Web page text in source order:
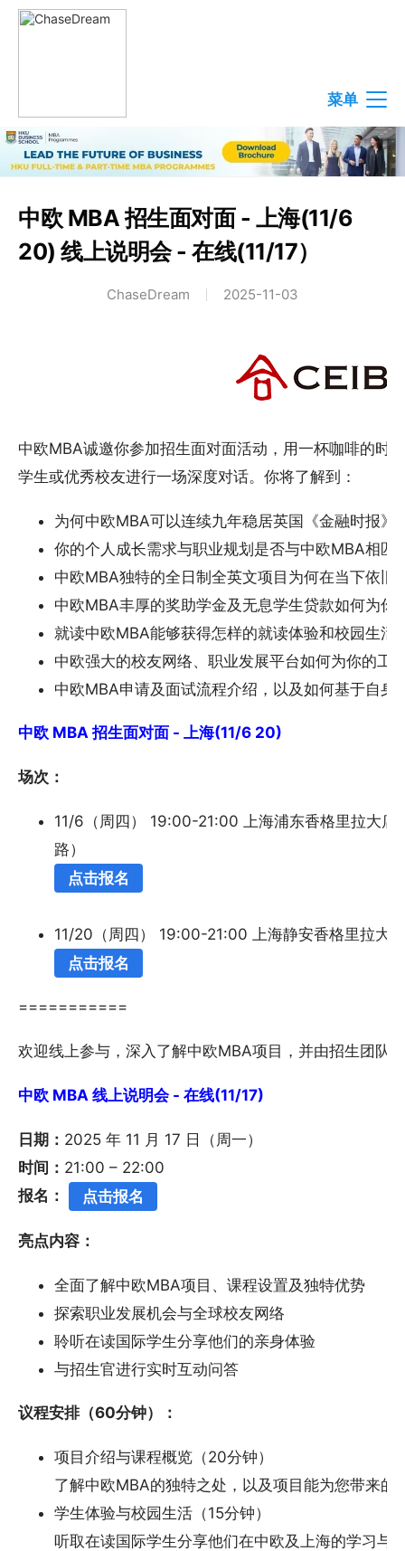
菜单
中欧 MBA 招生面对面 - 上海(11/6
20) 线上说明会 - 在线(11/17）
ChaseDream 2025-11-03
中欧MBA诚邀你参加招生面对面活动，用一杯咖啡的时
学生或优秀校友进行一场深度对话。你将了解到：
为何中欧MBA可以连续九年稳居英国《金融时报》
你的个人成长需求与职业规划是否与中欧MBA相匹
中欧MBA独特的全日制全英文项目为何在当下依旧
中欧MBA丰厚的奖助学金及无息学生贷款如何为你
就读中欧MBA能够获得怎样的就读体验和校园生活
中欧强大的校友网络、职业发展平台如何为你的工
中欧MBA申请及面试流程介绍，以及如何基于自身
中欧 MBA 招生面对面 - 上海(11/6 20)
场次：
11/6（周四） 19:00-21:00 上海浦东香格里拉大店
路）
点击报名
11/20（周四） 19:00-21:00 上海静安香格里拉大
点击报名
===========
欢迎线上参与，深入了解中欧MBA项目，并由招生团队
中欧 MBA 线上说明会 - 在线(11/17)
日期： 2025 年 11 月 17 日（周一）
时间： 21:00 – 22:00
报名：
点击报名
亮点内容：
全面了解中欧MBA项目、课程设置及独特优势
探索职业发展机会与全球校友网络
聆听在读国际学生分享他们的亲身体验
与招生官进行实时互动问答
议程安排（60分钟）：
项目介绍与课程概览（20分钟）
了解中欧MBA的独特之处，以及项目能为您带来的
学生体验与校园生活（15分钟）
听取在读国际学生分享他们在中欧及上海的学习与